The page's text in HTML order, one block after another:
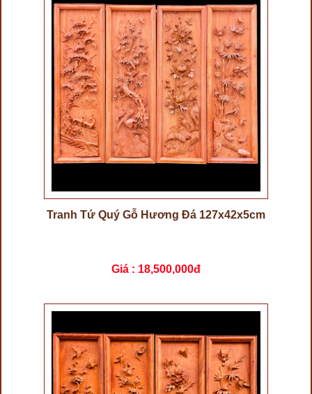
Tranh Tứ Quý Gỗ Hương Đá 127x42x5cm
Giá : 18,500,000đ